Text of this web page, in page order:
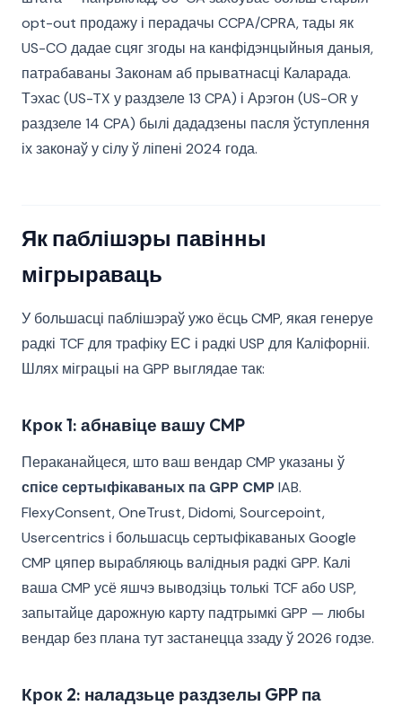
opt-out продажу і перадачы CCPA/CPRA, тады як
US-CO дадае сцяг згоды на канфідэнцыйныя даныя,
патрабаваны Законам аб прыватнасці Каларада.
Тэхас (US-TX у раздзеле 13 CPA) і Арэгон (US-OR у
раздзеле 14 CPA) былі дададзены пасля ўступлення
іх законаў у сілу ў ліпені 2024 года.
Як паблішэры павінны
мігрыраваць
У большасці паблішэраў ужо ёсць CMP, якая генеруе
радкі TCF для трафіку ЕС і радкі USP для Каліфорніі.
Шлях міграцыі на GPP выглядае так:
Крок 1: абнавіце вашу CMP
Пераканайцеся, што ваш вендар CMP указаны ў
спісе сертыфікаваных па GPP CMPIAB.
FlexyConsent, OneTrust, Didomi, Sourcepoint,
Usercentrics і большасць сертыфікаваных Google
CMP цяпер вырабляюць валідныя радкі GPP. Калі
ваша CMP усё яшчэ выводзіць толькі TCF або USP,
запытайце дарожную карту падтрымкі GPP — любы
вендар без плана тут застанецца ззаду ў 2026 годзе.
Крок 2: наладзьце раздзелы GPP па